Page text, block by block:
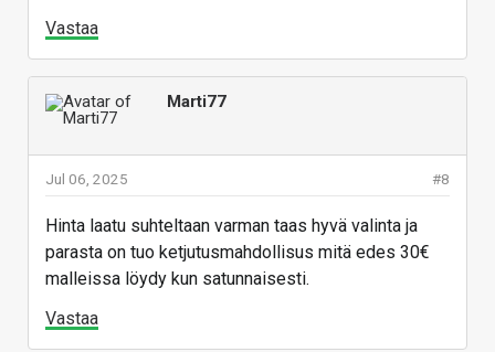
Vastaa
Marti77
#8
Jul 06, 2025
Hinta laatu suhteltaan varman taas hyvä valinta ja
parasta on tuo ketjutusmahdollisus mitä edes 30€
malleissa löydy kun satunnaisesti.
Vastaa